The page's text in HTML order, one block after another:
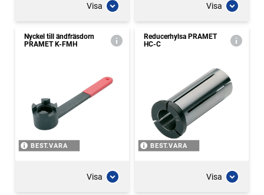
Visa Visa
Nyckel till ändfräsdorn
PRAMET K-FMH
BEST.VARA
Visa
Reducerhylsa PRAMET
HC-C
BEST.VARA
Visa